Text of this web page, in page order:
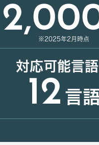
※2025年2月時点
対応可能言
12 言